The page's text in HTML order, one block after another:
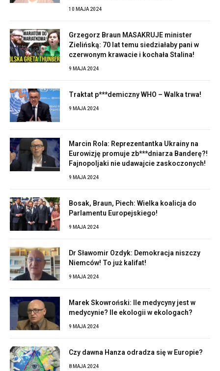
10 MAJA 2024
Grzegorz Braun MASAKRUJE minister
Zielińską: 70 lat temu siedziałaby pani w
czerwonym krawacie i kochała Stalina!
9 MAJA 2024
Traktat p***demiczny WHO – Walka trwa!
9 MAJA 2024
Marcin Rola: Reprezentantka Ukrainy na
Eurowizję promuje zb***dniarza Banderę?!
Fajnopoljaki nie udawajcie zaskoczonych!
9 MAJA 2024
Bosak, Braun, Piech: Wielka koalicja do
Parlamentu Europejskiego!
9 MAJA 2024
Dr Sławomir Ozdyk: Demokracja niszczy
Niemców! To już kalifat!
9 MAJA 2024
Marek Skowroński: Ile medycyny jest w
medycynie? Ile ekologii w ekologach?
9 MAJA 2024
Czy dawna Hanza odradza się w Europie?
8 MAJA 2024